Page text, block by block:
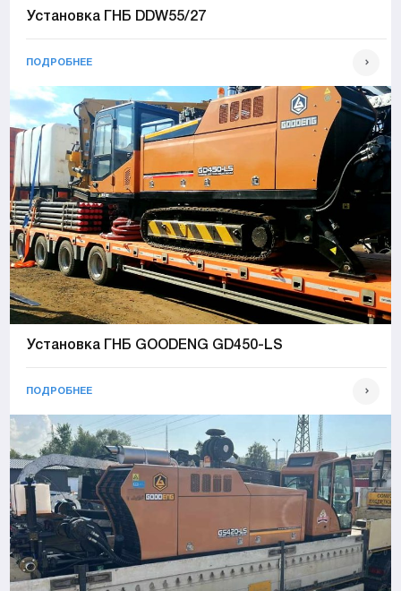
Установка ГНБ DDW55/27
ПОДРОБНЕЕ
Установка ГНБ GOODENG GD450-LS
ПОДРОБНЕЕ